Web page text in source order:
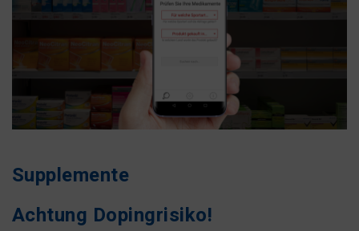
Supplemente
Achtung Dopingrisiko!